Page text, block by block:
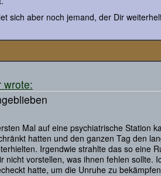
sich aber noch jemand, der Dir
wrote:
Mal auf eine psychiatrische Station
hatten und den ganzen Tag den
Irgendwie strahlte das so eine
nicht vorstellen, was ihnen fehlen sollte.
hatte, um die Unruhe zu